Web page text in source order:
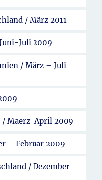
/ März 2011
Juli 2009
/ März – Juli
/ Maerz-April 2009
– Februar 2009
/ Dezember